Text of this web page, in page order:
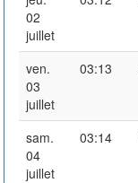
02
juillet
ven.
03
juillet
03:13
sam.
04
juillet
03:14